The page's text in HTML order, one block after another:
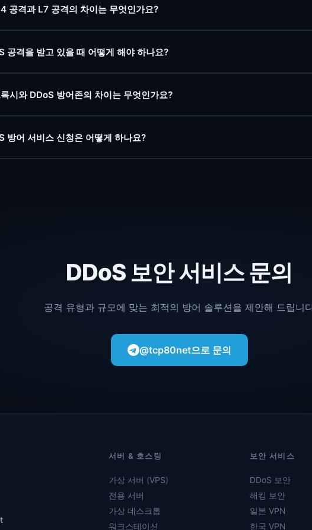
공격과 L7 공격의 차이는 무엇인가요?
공격을 받고 있을 때 어떻게 해야 하나요?
시와 DDoS 방어존의 차이는 무엇인가요?
방어 서비스 신청은 어떻게 하나요?
DDoS 보안 서비스 문의
공격 유형과 규모에 맞는 최적의 방어 솔루션을 제안해 드립니
@tcp80net으로 문의
서버 & 호스팅
가상 서버 (VPS)
전용 서버
가상 데스크톱
워크스테이션
보안 서비스
DDoS 보안
해킹 보안
일본 VPN
한국 VPN